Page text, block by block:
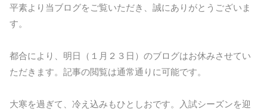
平素より当ブログをご覧いただき、誠にありがとうございま
す。
都合により、明日（１月２３日）のブログはお休みさせてい
ただきます。記事の閲覧は通常通りに可能です。
大寒を過ぎて、冷え込みもひとしおです。入試シーズンを迎